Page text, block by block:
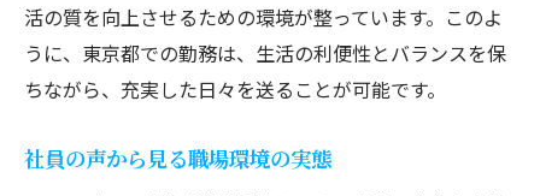
活の質を向上させるための環境が整っています。このよ
うに、東京都での勤務は、生活の利便性とバランスを保
ちながら、充実した日々を送ることが可能です。
社員の声から見る職場環境の実態